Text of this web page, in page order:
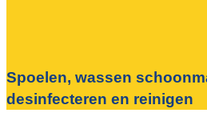
Spoelen, wassen
desinfecteren en reinigen